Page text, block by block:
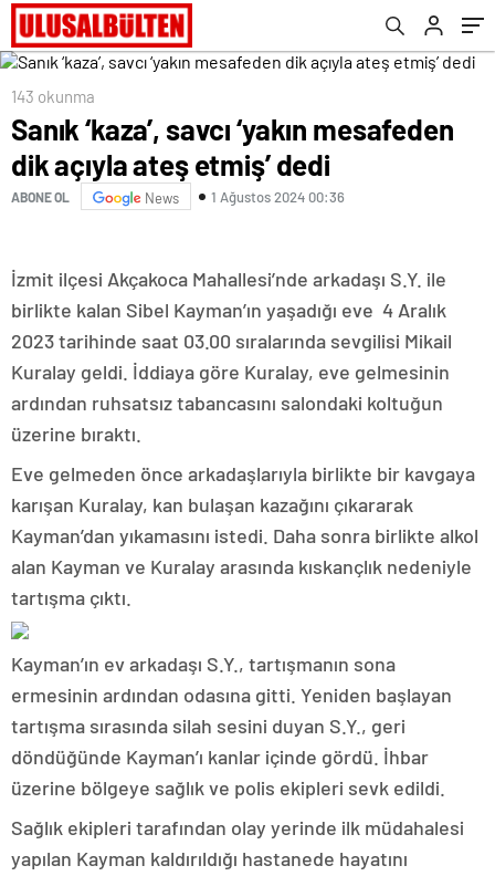
143 okunma
Sanık ‘kaza’, savcı ‘yakın mesafeden
dik açıyla ateş etmiş’ dedi
ABONE OL News 1 Ağustos 2024 00:36
İzmit ilçesi Akçakoca Mahallesi’nde arkadaşı S.Y. ile
birlikte kalan Sibel Kayman’ın yaşadığı eve 4 Aralık
2023 tarihinde saat 03.00 sıralarında sevgilisi Mikail
Kuralay geldi. İddiaya göre Kuralay, eve gelmesinin
ardından ruhsatsız tabancasını salondaki koltuğun
üzerine bıraktı.
Eve gelmeden önce arkadaşlarıyla birlikte bir kavgaya
karışan Kuralay, kan bulaşan kazağını çıkararak
Kayman’dan yıkamasını istedi. Daha sonra birlikte alkol
alan Kayman ve Kuralay arasında kıskançlık nedeniyle
tartışma çıktı.
Kayman’ın ev arkadaşı S.Y., tartışmanın sona
ermesinin ardından odasına gitti. Yeniden başlayan
tartışma sırasında silah sesini duyan S.Y., geri
döndüğünde Kayman’ı kanlar içinde gördü. İhbar
üzerine bölgeye sağlık ve polis ekipleri sevk edildi.
Sağlık ekipleri tarafından olay yerinde ilk müdahalesi
yapılan Kayman kaldırıldığı hastanede hayatını